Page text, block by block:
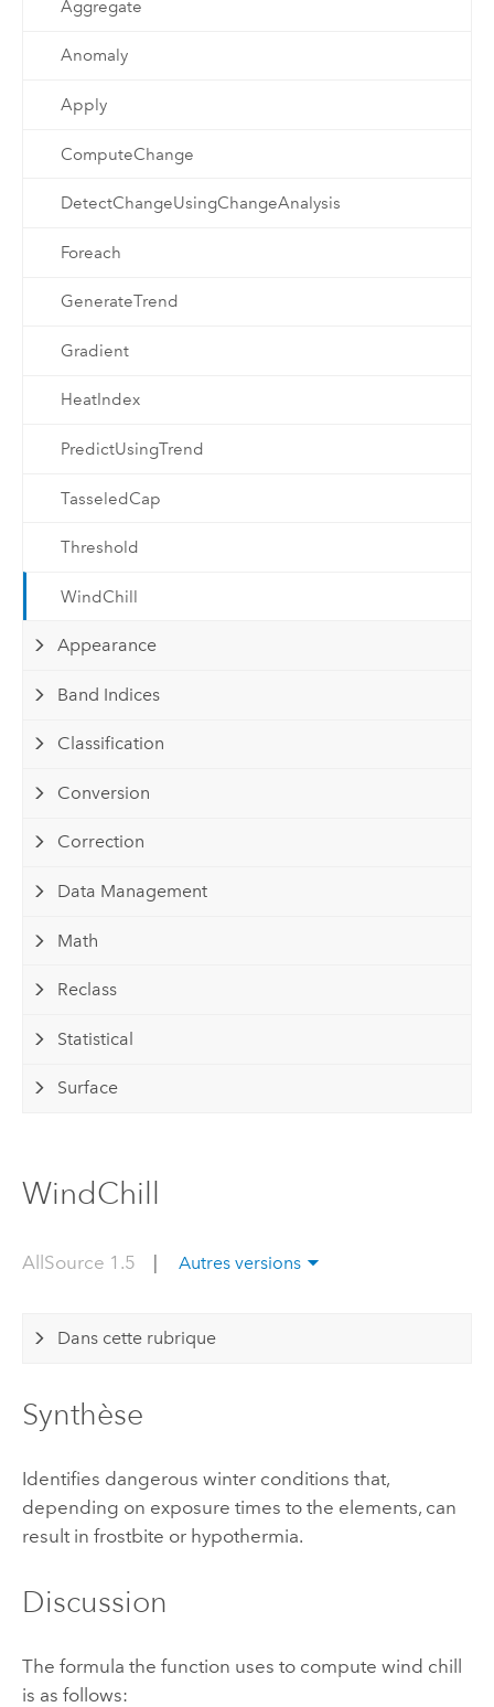
Aggregate
Anomaly
Apply
ComputeChange
DetectChangeUsingChangeAnalysis
Foreach
GenerateTrend
Gradient
HeatIndex
PredictUsingTrend
TasseledCap
Threshold
WindChill
Appearance
Band Indices
Classification
Conversion
Correction
Data Management
Math
Reclass
Statistical
Surface
WindChill
AllSource 1.5 Autres versions
Dans cette rubrique
Synthèse
Identifies dangerous winter conditions that,
depending on exposure times to the elements, can
result in frostbite or hypothermia.
Discussion
The formula the function uses to compute wind chill
is as follows: